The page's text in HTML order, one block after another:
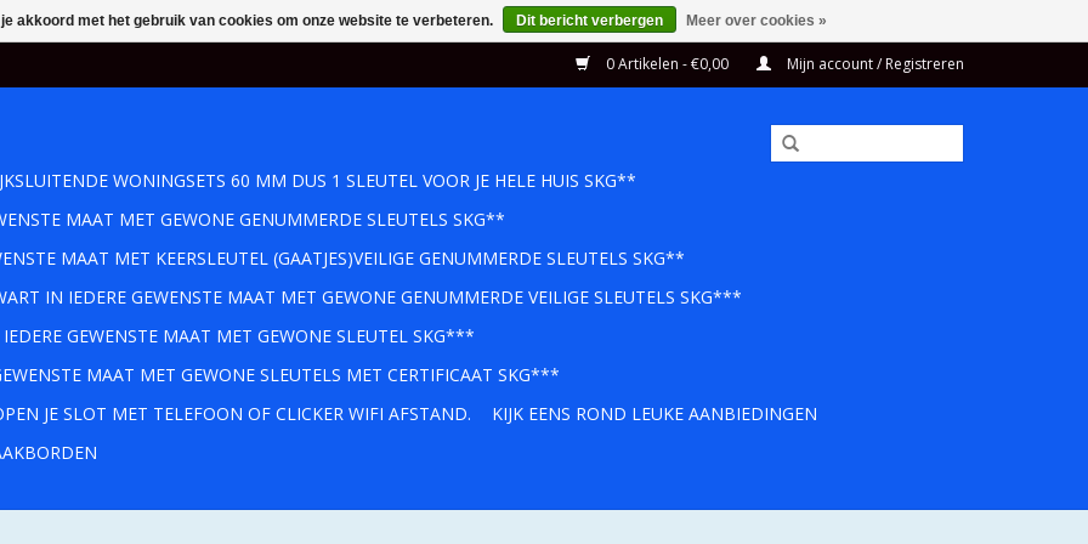
0 Artikelen - €0,00 Mijn account / Registreren
WONINGSETS 60 MM DUS 1 SLEUTEL VOOR JE HELE HUIS SKG**
MAAT MET GEWONE GENUMMERDE SLEUTELS SKG**
MAAT MET KEERSLEUTEL (GAATJES)VEILIGE GENUMMERDE SLEUTELS SKG**
IN IEDERE GEWENSTE MAAT MET GEWONE GENUMMERDE VEILIGE SLEUTELS SKG***
GEWENSTE MAAT MET GEWONE SLEUTEL SKG***
MAAT MET GEWONE SLEUTELS MET CERTIFICAAT SKG***
JE SLOT MET TELEFOON OF CLICKER WIFI AFSTAND.
KIJK EENS ROND LEUKE AANBIEDINGEN
akkoord met het gebruik van cookies om onze website te verbeteren. Dit bericht verbergen Meer over cookies »